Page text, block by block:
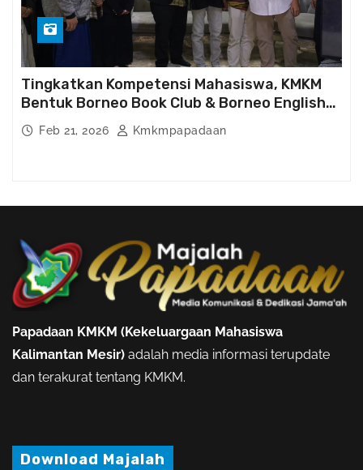
Tingkatkan Kompetensi Mahasiswa, KMKM
Bentuk Borneo Book Club & Borneo English
ClubFeb 21, 2026 Kmkmpapadaan
Papadaan KMKM (Kekeluargaan Mahasiswa
Kalimantan Mesir) adalah media informasi terupdate
dan terakurat tentang KMKM.
Download Majalah